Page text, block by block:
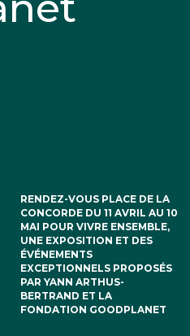
RENDEZ-VOUS PLACE DE LA
CONCORDE DU 11 AVRIL AU 10
MAI POUR VIVRE ENSEMBLE,
UNE EXPOSITION ET DES
ÉVÉNEMENTS
EXCEPTIONNELS PROPOSÉS
PAR YANN ARTHUS-
BERTRAND ET LA
FONDATION GOODPLANET